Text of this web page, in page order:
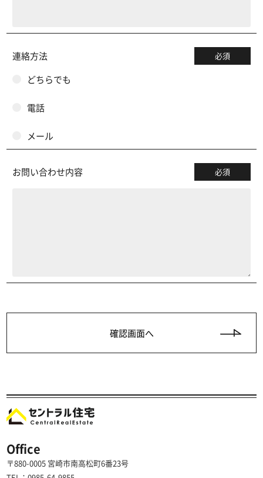
連絡方法 必須
どちらでも
電話
メール
お問い合わせ内容 必須
Office
〒880-0005 宮崎市南高松町6番23号